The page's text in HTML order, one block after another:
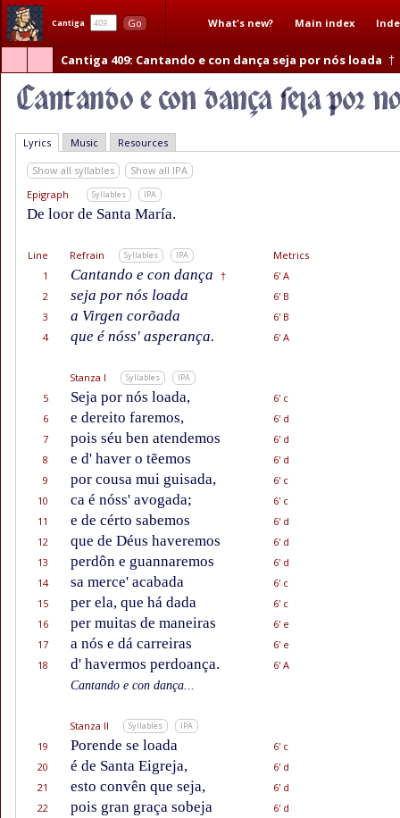
Cantiga Go What's new? Main index
Cantiga 409: Cantando e con dança seja por nós loada †
Lyrics Music Resources
Show all syllables
Show all IPA
Epigraph
Syllables IPA
De loor de Santa María.
Line Refrain Syllables IPA
Metrics
1
Cantando e con dança †
6' A
2
seja por nós loada
6' B
3
a Virgen corõada
6' B
4
que é nóss' asperança. 6' A
Stanza I Syllables IPA
5 Seja por nós loada,
6' c
6
e dereito faremos,
6' d
7
pois séu ben atendemos
6' d
8
e d' haver o tẽemos
6' d
9
por cousa mui guisada,
6' c
10
ca é nóss' avogada;
6' c
11
e de cérto sabemos
6' d
12
que de Déus haveremos
6' d
13
perdôn e guannaremos
6' d
14
sa merce' acabada
6' c
15
per ela, que há dada
6' c
16
per muitas de maneiras
6' e
17
a nós e dá carreiras
6' e
18
d' havermos perdoança.
6' A
Cantando e con dança...
Stanza II Syllables IPA
19 Porende se loada
6' c
20
é de Santa Eigreja,
6' d
21
esto convên que seja,
6' d
22
pois gran graça sobeja
6' d